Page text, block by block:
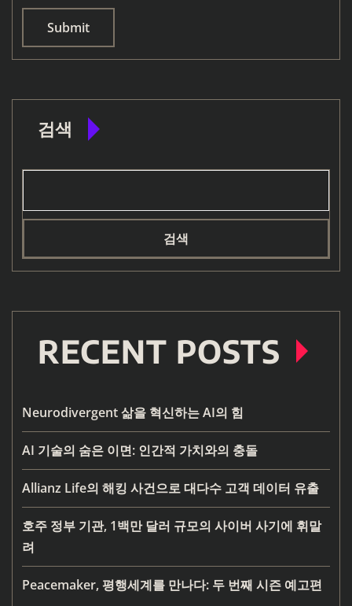
검색
검색
RECENT POSTS
Neurodivergent 삶을 혁신하는 AI의 힘
AI 기술의 숨은 이면: 인간적 가치와의 충돌
Allianz Life의 해킹 사건으로 대다수 고객 데이터 유출
호주 정부 기관, 1백만 달러 규모의 사이버 사기에 휘말
려
Peacemaker, 평행세계를 만나다: 두 번째 시즌 예고편